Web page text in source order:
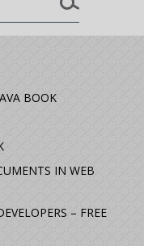
BOOK
IN WEB
– FREE